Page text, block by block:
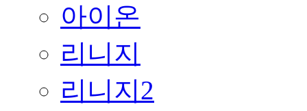
아이온
리니지
리니지2